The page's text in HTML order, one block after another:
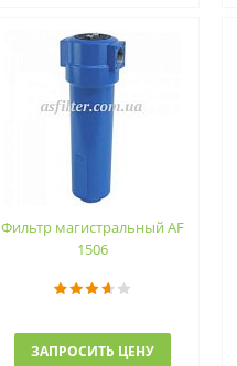
Фильтр магистральный AF
1506
ЗАПРОСИТЬ ЦЕНУ